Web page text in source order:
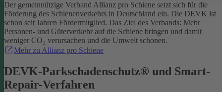
Der gemeinnützige Verband Allianz pro Schiene setzt sich für die
Förderung des Schienenverkehrs in Deutschland ein. Die DEVK ist
schon seit Jahren Fördermitglied. Das Ziel des Verbands: Mehr
Personen- und Güterverkehr auf die Schiene bringen und damit
weniger CO₂ verursachen und die Umwelt schonen.
Mehr zu Allianz pro Schiene
DEVK-Parkschadenschutz® und Smart-
Repair-Verfahren